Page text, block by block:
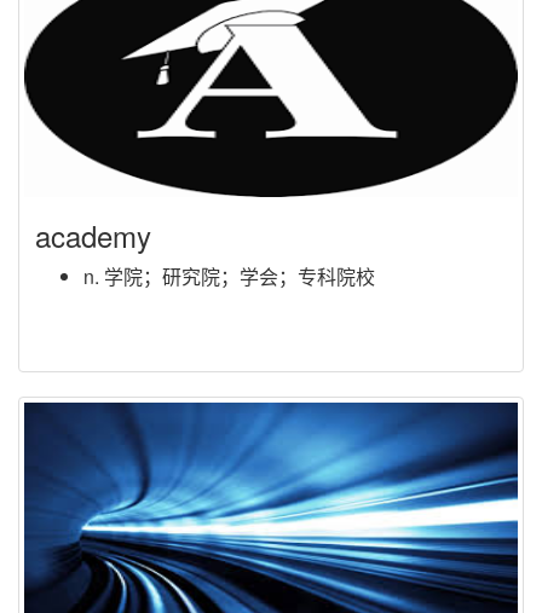
academy
n. 学院；研究院；学会；专科院校